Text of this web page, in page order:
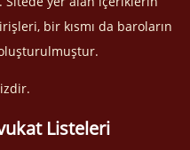
bir kısmı da baroların
Listeleri